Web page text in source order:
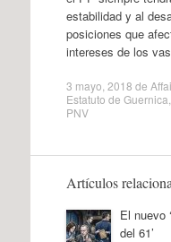
estabilidad y al
posiciones que
intereses de los
3 mayo, 2018 de
Estatuto de Guernica
PNV
Artículos
El nuevo
del 61’